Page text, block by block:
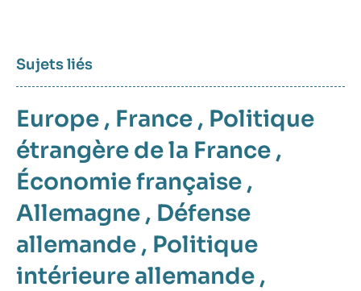
Sujets liés
Europe , France , Politique
étrangère de la France ,
Économie française ,
Allemagne , Défense
allemande , Politique
intérieure allemande ,